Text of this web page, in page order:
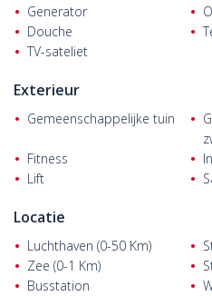
Luxe appartementen bevinden
buitenzwembad, fitness, sauna,
twee liften en een fietsenstalling.
Er zijn verschillende
aantallen kamers in het project.
uitgerust met een keuken,
badkamerwanden, hoogwaardige
bekende Turkse merken,
geschilderde muren, PVC ramen
centrale verlichting, elektrische
voor airconditioning.
Generator
Douche
TV-sateliet
Exterieur
Gemeenschappelijke tuin
Fitness
Lift
Locatie
Luchthaven (0-50 Km)
Zee (0-1 Km)
Busstation